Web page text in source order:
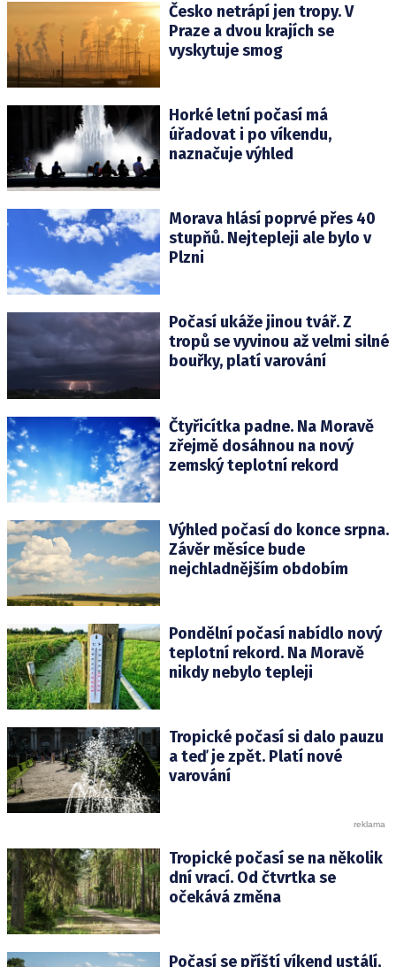
Česko netrápí jen tropy. V
Praze a dvou krajích se
vyskytuje smog
Horké letní počasí má
úřadovat i po víkendu,
naznačuje výhled
Morava hlásí poprvé přes 40
stupňů. Nejtepleji ale bylo v
Plzni
Počasí ukáže jinou tvář. Z
tropů se vyvinou až velmi silné
bouřky, platí varování
Čtyřicítka padne. Na Moravě
zřejmě dosáhnou na nový
zemský teplotní rekord
Výhled počasí do konce srpna.
Závěr měsíce bude
nejchladnějším obdobím
Pondělní počasí nabídlo nový
teplotní rekord. Na Moravě
nikdy nebylo tepleji
Tropické počasí si dalo pauzu
a teď je zpět. Platí nové
varování
Tropické počasí se na několik
dní vrací. Od čtvrtka se
očekává změna
Počasí se příští víkend ustálí,